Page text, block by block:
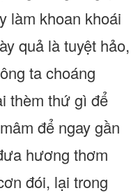
làm khoan khoái
quả là tuyệt hảo,
ta choáng
thèm thứ gì để
để ngay gần
hương thơm
đói, lại trong